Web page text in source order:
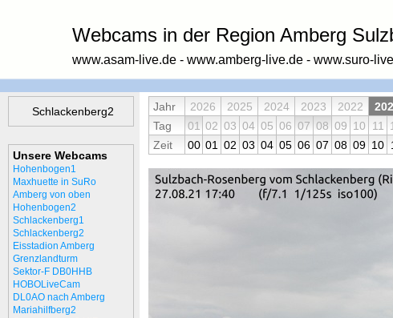
Webcams in der Region Amberg
www.asam-live.de - www.amberg-live.de - www.suro-
Schlackenberg2
Unsere Webcams
Hohenbogen1
Maxhuette in SuRo
Amberg von oben
Hohenbogen2
Schlackenberg1
Schlackenberg2
Eisstadion Amberg
Grenzlandturm
Sektor-F DB0HHB
HOBOLiveCam
DL0AO nach Amberg
Mariahilfberg2
Jahr 2026 2025 2024 2023 2022
Tag
01 02 03 04 05 06 07 08 09 10 11
Zeit
00 01 02 03 04 05 06 07 08 09 10